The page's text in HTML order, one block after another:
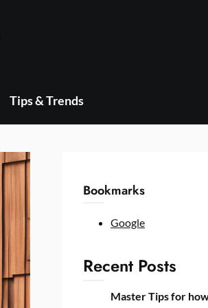
Tips & Trends
Bookmarks
Google
Recent Posts
Master Tips for